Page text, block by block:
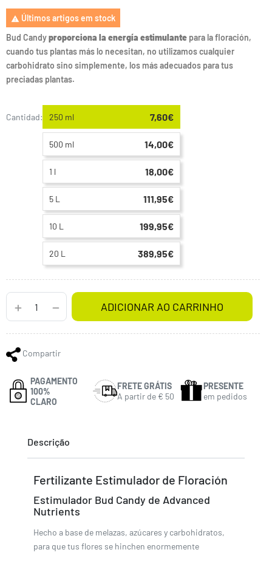
 Últimos artigos em stock
Bud Candyproporciona la energía estimulante para la floración,
cuando tus plantas más lo necesitan, no utilizamos cualquier
carbohidrato sino simplemente, los más adecuados para tus
preciadas plantas.
Cantidad: 250 ml 7,60€
500 ml 14,00€
1 l 18,00€
5 L 111,95€
10 L 199,95€
20 L 389,95€
ADICIONAR AO CARRINHO
Compartir
PAGAMENTO
100%
CLARO
FRETE GRÁTIS
A partir de € 50
PRESENTE
em pedidos
Descrição
Fertilizante Estimulador de Floración
Estimulador Bud Candy de Advanced
Nutrients
Hecho a base de melazas, azúcares y carbohidratos,
para que tus flores se hinchen enormemente